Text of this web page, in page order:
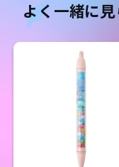
よく一緒に